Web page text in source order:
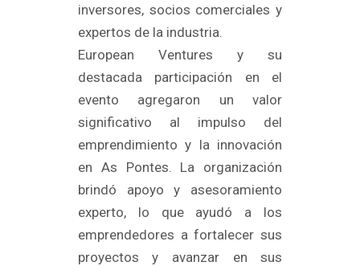
inversores, socios comerciales y
expertos de la industria.
European Ventures y su
destacada participación en el
evento agregaron un valor
significativo al impulso del
emprendimiento y la innovación
en As Pontes. La organización
brindó apoyo y asesoramiento
experto, lo que ayudó a los
emprendedores a fortalecer sus
proyectos y avanzar en sus